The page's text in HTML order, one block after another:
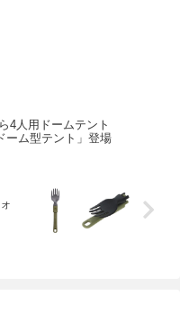
4人用ドームテント
ーム型テント」登場